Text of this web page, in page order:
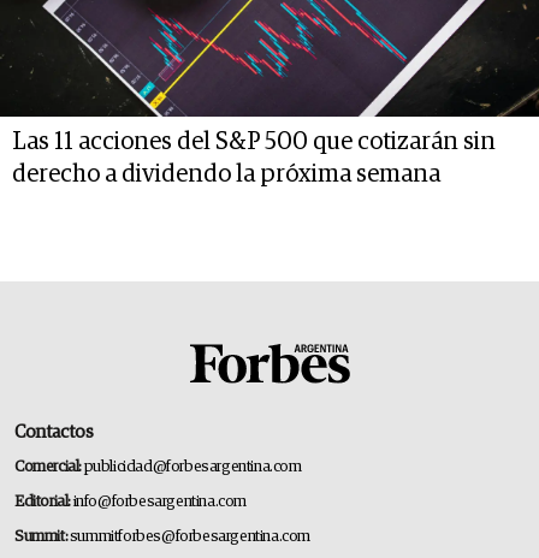
Las 11 acciones del S&P 500 que cotizarán sin
derecho a dividendo la próxima semana
Contactos
Comercial:publicidad@forbesargentina.com
Editorial:info@forbesargentina.com
Summit:summitforbes@forbesargentina.com